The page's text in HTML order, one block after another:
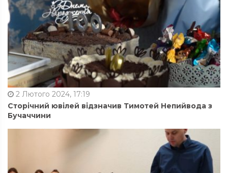
2 Лютого 2024, 17:19
Сторічний ювілей відзначив Тимотей Непийвода з
Бучаччини